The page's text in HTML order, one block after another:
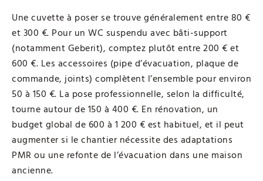
Une cuvette à poser se trouve généralement entre 80 €
et 300 €. Pour un WC suspendu avec bâti-support
(notamment Geberit), comptez plutôt entre 200 € et
600 €. Les accessoires (pipe d’évacuation, plaque de
commande, joints) complètent l’ensemble pour environ
50 à 150 €. La pose professionnelle, selon la difficulté,
tourne autour de 150 à 400 €. En rénovation, un
budget global de 600 à 1 200 € est habituel, et il peut
augmenter si le chantier nécessite des adaptations
PMR ou une refonte de l’évacuation dans une maison
ancienne.